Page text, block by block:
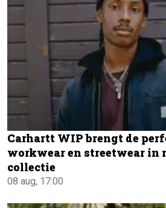
Carhartt WIP brengt de
workwear en streetwear in
collectie
08 aug, 17:00